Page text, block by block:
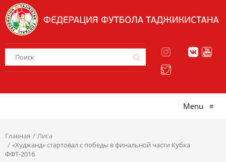
Menu ≡
Главная
Лига
«Худжанд» стартовал с победы в финальной части Кубка
ФФТ-2016